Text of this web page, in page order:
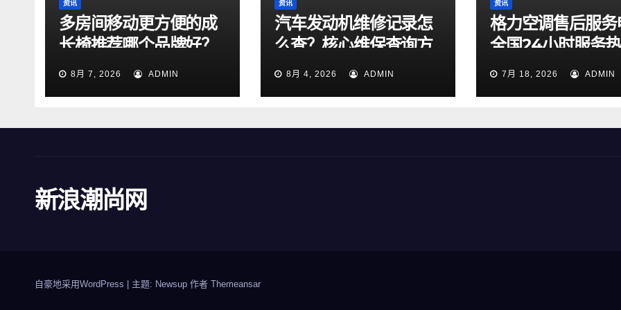
资讯
多房间移动更方便的成
长椅推荐哪个品牌好？
8月 7, 2026 ADMIN
资讯
汽车发动机维修记录怎
么查？核心维保查询方
法！
8月 4, 2026 ADMIN
资讯
格力空调售后服务
全国24小时服务
天候专线今日正式
7月 18, 2026 ADMIN
新浪潮尚网
自豪地采用WordPress 主题: Newsup 作者 Themeansar